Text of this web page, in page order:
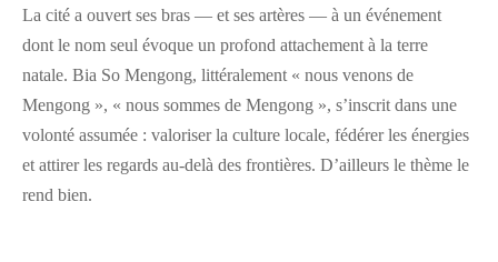
La cité a ouvert ses bras — et ses artères — à un événement
dont le nom seul évoque un profond attachement à la terre
natale. Bia So Mengong, littéralement « nous venons de
Mengong », « nous sommes de Mengong », s’inscrit dans une
volonté assumée : valoriser la culture locale, fédérer les énergies
et attirer les regards au-delà des frontières. D’ailleurs le thème le
rend bien.